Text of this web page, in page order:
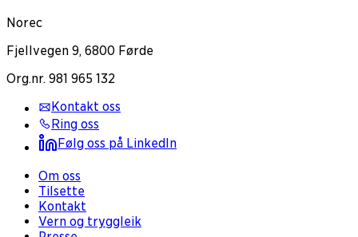
Norec
Fjellvegen 9, 6800 Førde
Org.nr. 981 965 132
Kontakt oss
Ring oss
Følg oss på LinkedIn
Om oss
Tilsette
Kontakt
Vern og tryggleik